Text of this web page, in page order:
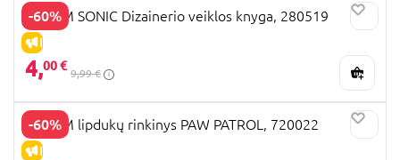
-60%
IŠPARDAVIMAS
TOTUM SONIC Dizainerio veiklos knyga, 280519
4,00 €
9,99 €
-60%
IŠPARDAVIMAS
TOTUM lipdukų rinkinys PAW PATROL, 720022